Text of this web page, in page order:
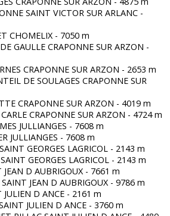
SAINT VICTOR SUR ARLANC -
CHOMELIX - 7050 m
GAULLE CRAPONNE SUR ARZON -
CRAPONNE SUR ARZON - 2653 m
DE SOULAGES CRAPONNE SUR
CRAPONNE SUR ARZON - 4019 m
CRAPONNE SUR ARZON - 4724 m
JULLIANGES - 7608 m
JULLIANGES - 7608 m
GEORGES LAGRICOL - 2143 m
GEORGES LAGRICOL - 2143 m
JEAN D AUBRIGOUX - 7661 m
JEAN D AUBRIGOUX - 9786 m
JULIEN D ANCE - 2161 m
JULIEN D ANCE - 3760 m